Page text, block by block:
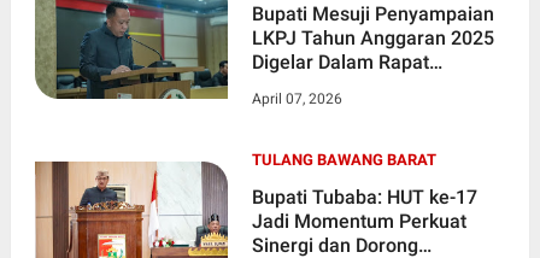
Bupati Mesuji Penyampaian
LKPJ Tahun Anggaran 2025
Digelar Dalam Rapat
April 07, 2026
TULANG BAWANG BARAT
Bupati Tubaba: HUT ke-17
Jadi Momentum Perkuat
Sinergi dan Dorong